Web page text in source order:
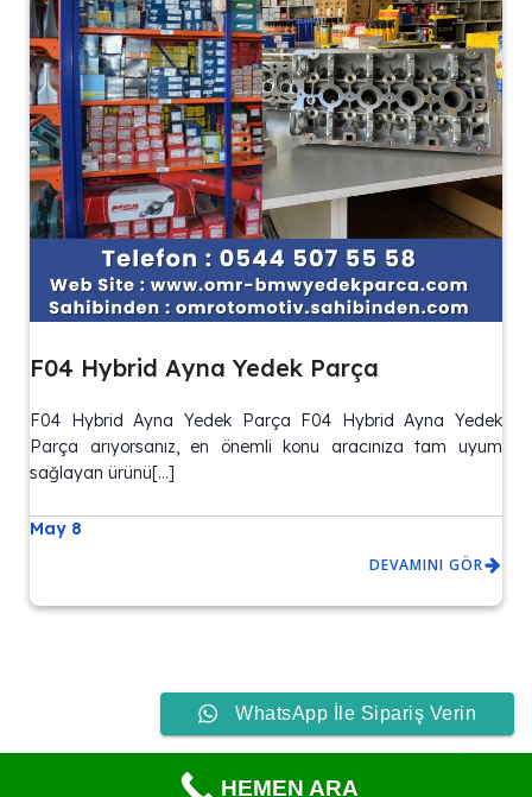
F04 Hybrid Ayna Yedek Parça
F04 Hybrid Ayna Yedek Parça F04 Hybrid Ayna Yedek
Parça arıyorsanız, en önemli konu aracınıza tam uyum
sağlayan ürünü[…]
May 8
DEVAMINI GÖR
Created with
using WordPress and
WhatsApp İle Sipariş Verin
HEMEN ARA